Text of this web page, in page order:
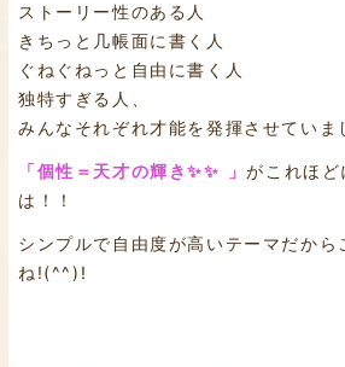
ストーリー性のある人
きちっと几帳面に書く人
ぐねぐねっと自由に書く人
独特すぎる人、
みんなそれぞれ才能を発揮させていま
「個性＝天才の輝き✨✨ 」がこれほど
は！！
シンプルで自由度が高いテーマだから
ね!(^^)!